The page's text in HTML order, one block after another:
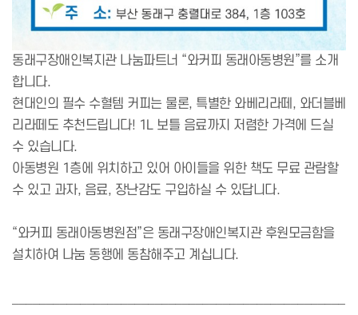
동래구장애인복지관 나눔파트너 “와커피 동래아동병원”를 소개
합니다.
현대인의 필수 수혈템 커피는 물론, 특별한 와베리라떼, 와더블베
리라떼도 추천드립니다! 1L 보틀 음료까지 저렴한 가격에 드실
수 있습니다.
아동병원 1층에 위치하고 있어 아이들을 위한 책도 무료 관람할
수 있고 과자, 음료, 장난감도 구입하실 수 있답니다.
“와커피 동래아동병원점”은 동래구장애인복지관 후원모금함을
설치하여 나눔 동행에 동참해주고 계십니다.